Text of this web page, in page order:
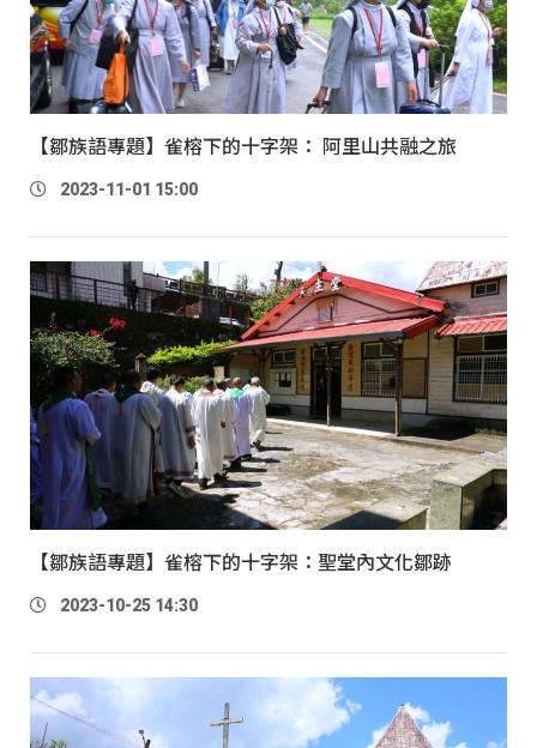
【鄒族語專題】雀榕下的十字架： 阿里山共融之旅
2023-11-01 15:00
【鄒族語專題】雀榕下的十字架：聖堂內文化鄒跡
2023-10-25 14:30